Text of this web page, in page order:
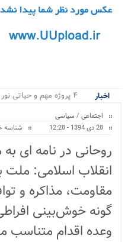
اخبار
۴ پروژه مهم و حیاتی
اجتماعی / سیاسی
28 دی 1394 - 12:28
شناسه
روحانی در نامه ای
انقلاب اسلامی: ملت
مقاومت، مذاکره و
گونه خوش‌بینی
وعده اقدام متناسب